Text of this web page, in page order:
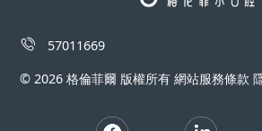
57011669
© 2026 格倫菲爾 版權所有 網站服務條款